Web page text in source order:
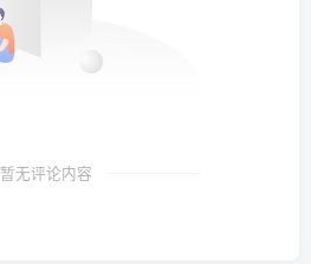
暂无评论内容